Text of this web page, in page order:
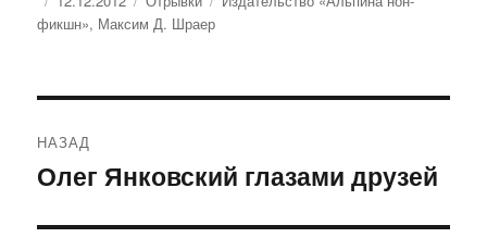
фикшн», Максим Д. Шраер
по
НАЗАД
Предыдущая
Олег Янковский глазами друзей